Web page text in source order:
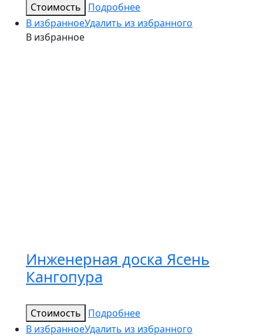
Стоимость
Подробнее
В избранноеУдалить из избранного
В избранное
Инженерная доска Ясень
Кангопура
Стоимость
Подробнее
В избранноеУдалить из избранного